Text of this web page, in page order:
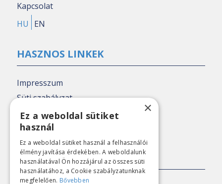
Kapcsolat
HU
EN
HASZNOS LINKEK
Impresszum
Süti szabályzat
Adatkezelési tájékoztató
Nézőpont archív
SAJTÓKAPCSOLAT
×
Ez a weboldal sütiket
használ
Ez a weboldal sütiket használ a felhasználói
élmény javítása érdekében. A weboldalunk
használatával Ön hozzájárul az összes süti
használatához, a Cookie szabályzatunknak
megfelelően. Bővebben